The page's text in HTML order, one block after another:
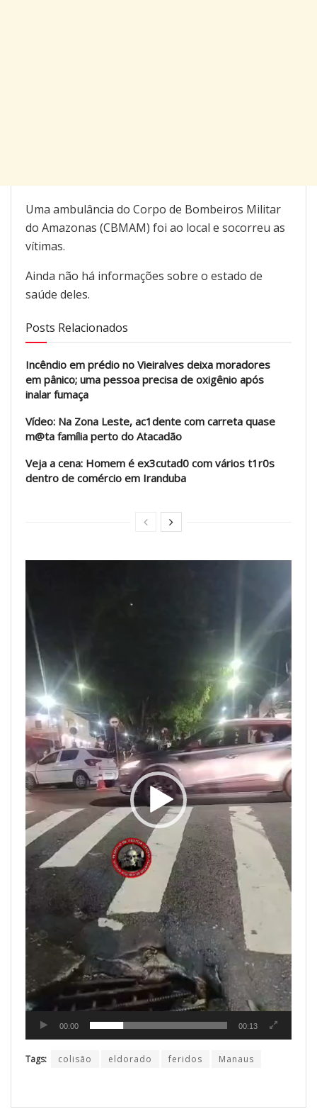
Uma ambulância do Corpo de Bombeiros Militar
do Amazonas (CBMAM) foi ao local e socorreu as
vítimas.
Ainda não há informações sobre o estado de
saúde deles.
Posts Relacionados
Incêndio em prédio no Vieiralves deixa moradores
em pânico; uma pessoa precisa de oxigênio após
inalar fumaça
Vídeo: Na Zona Leste, ac1dente com carreta quase
m@ta família perto do Atacadão
Veja a cena: Homem é ex3cutad0 com vários t1r0s
dentro de comércio em Iranduba
vídeo
00:00 00:13
Tags: colisão eldorado feridos Manaus